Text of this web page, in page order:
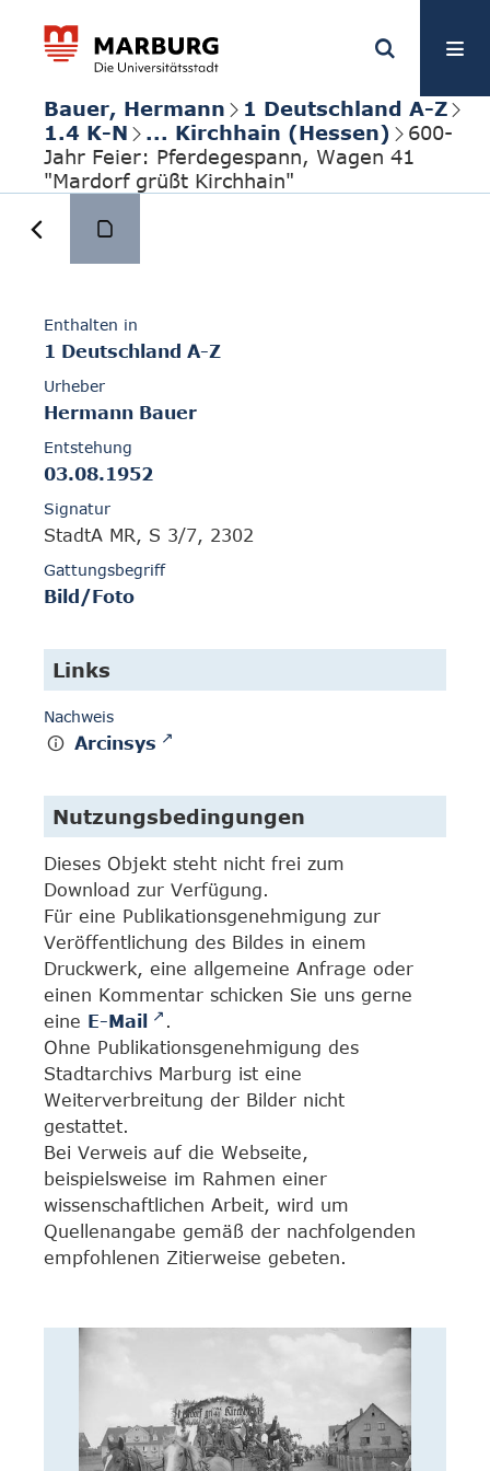
Bauer, Hermann
1 Deutschland A-Z
1.4 K-N
... Kirchhain (Hessen)
600-
Jahr Feier: Pferdegespann, Wagen 41
"Mardorf grüßt Kirchhain"
Enthalten in
1 Deutschland A-Z
Urheber
Hermann Bauer
Entstehung
03.08.1952
Signatur
StadtA MR, S 3/7, 2302
Gattungsbegriff
Bild/Foto
Links
Nachweis
Arcinsys
Nutzungsbedingungen
Dieses Objekt steht nicht frei zum
Download zur Verfügung.
Für eine Publikationsgenehmigung zur
Veröffentlichung des Bildes in einem
Druckwerk, eine allgemeine Anfrage oder
einen Kommentar schicken Sie uns gerne
eine E-Mail
.
Ohne Publikationsgenehmigung des
Stadtarchivs Marburg ist eine
Weiterverbreitung der Bilder nicht
gestattet.
Bei Verweis auf die Webseite,
beispielsweise im Rahmen einer
wissenschaftlichen Arbeit, wird um
Quellenangabe gemäß der nachfolgenden
empfohlenen Zitierweise gebeten.